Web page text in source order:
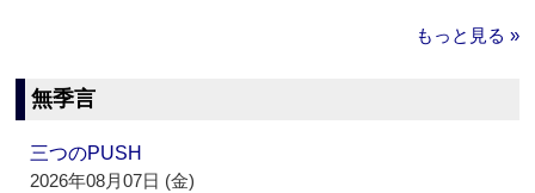
もっと見る »
無季言
三つのPUSH
2026年08月07日 (金)